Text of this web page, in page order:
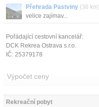
Přehrada Pastviny (36 km)
velice zajímav...
Pořádající cestovní kancelář:
DCK Rekrea Ostrava s.r.o.
IČ: 25379178
Výpočet ceny
Rekreační pobyt